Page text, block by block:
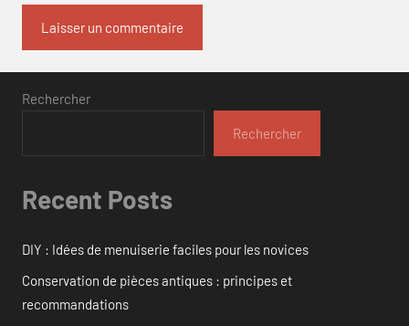
Rechercher
Rechercher
Recent Posts
DIY : Idées de menuiserie faciles pour les novices
Conservation de pièces antiques : principes et
recommandations